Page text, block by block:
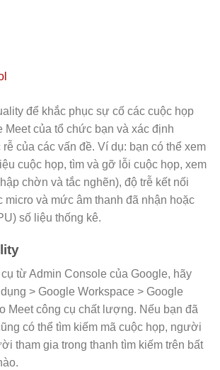
để khắc phục sự cố các cuộc họp
Meet của tổ chức bạn và xác định
của các vấn đề. Ví dụ: bạn có thể xem
cuộc họp, tìm và gỡ lỗi cuộc họp, xem
chờn và tắc nghẽn), độ trễ kết nối
micro và mức âm thanh đã nhận hoặc
số liệu thống kê.
từ Admin Console của Google, hãy
> Google Workspace > Google
Meet công cụ chất lượng. Nếu bạn đã
có thể tìm kiếm mã cuộc họp, người
tham gia trong thanh tìm kiếm trên bất